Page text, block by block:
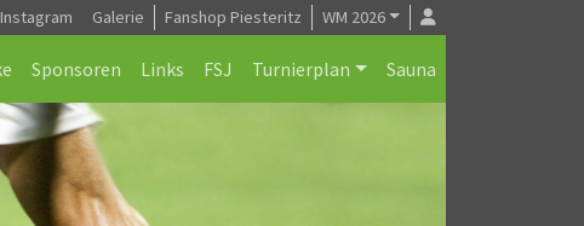
Instagram Galerie Fanshop Piesteritz WM 2026
Sponsoren Links FSJ Turnierplan Sauna